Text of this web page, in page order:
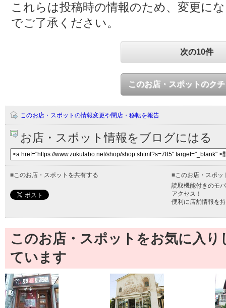
これらは投稿時の情報のため、変更に
でご了承ください。
次の10件
このお店・スポットのク
このお店・スポットの情報変更や閉店・移転を報告
お店・スポット情報をブログにはる
■このお店・スポットを共有する ■このお店・スポッ
読取機能付きのモ
アクセス！
便利に店舗情報を
このお店・スポットをお気に入
ています